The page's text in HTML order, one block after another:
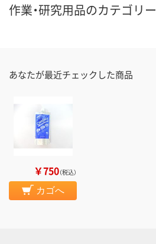
作業・研究用品のカテゴリー
あなたが最近チェックした商品
￥750（税込）
カゴへ